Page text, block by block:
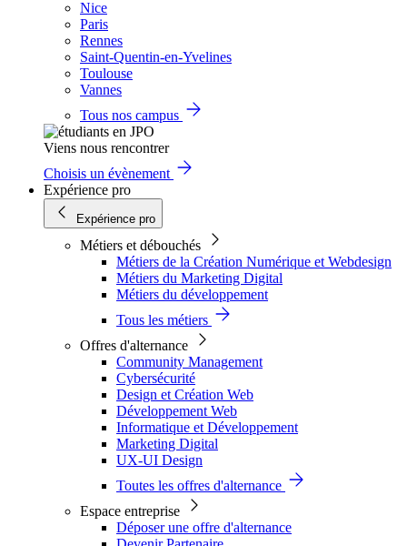
Nice
Paris
Rennes
Saint-Quentin-en-Yvelines
Toulouse
Vannes
Tous nos campus
Viens nous rencontrer
Choisis un évènement
Expérience pro
Expérience pro
Métiers et débouchés
Métiers de la Création Numérique et Webdesign
Métiers du Marketing Digital
Métiers du développement
Tous les métiers
Offres d'alternance
Community Management
Cybersécurité
Design et Création Web
Développement Web
Informatique et Développement
Marketing Digital
UX-UI Design
Toutes les offres d'alternance
Espace entreprise
Déposer une offre d'alternance